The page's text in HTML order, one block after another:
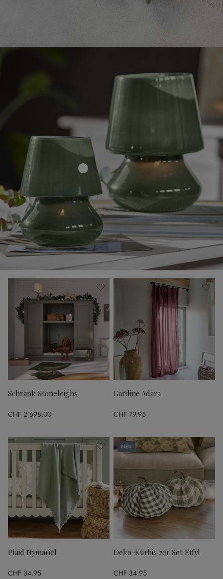
Schrank Stoneleighs
CHF 2’698.00
Gardine Adara
CHF 79.95
Plaid Nymariel
CHF 34.95
Neu
Deko-Kürbis 2er Set Effyl
CHF 34.95